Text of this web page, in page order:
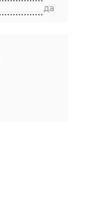
да